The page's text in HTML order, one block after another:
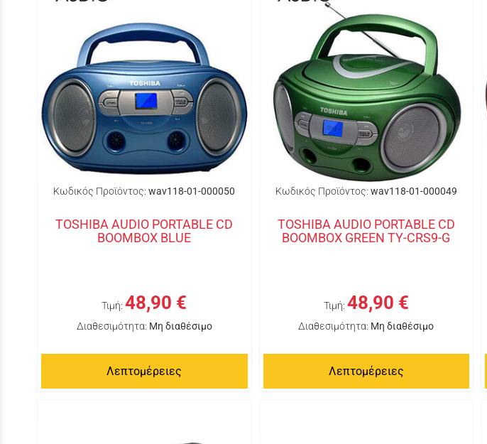
Κωδικός Προϊόντος: wav118-01-000050
TOSHIBA AUDIO PORTABLE CD
BOOMBOX BLUE
Τιμή: 48,90 €
Διαθεσιμότητα: Μη διαθέσιμο
Λεπτομέρειες
Κωδικός Προϊόντος: wav118-01-000049
TOSHIBA AUDIO PORTABLE CD
BOOMBOX GREEN TY-CRS9-G
Τιμή: 48,90 €
Διαθεσιμότητα: Μη διαθέσιμο
Λεπτομέρειες